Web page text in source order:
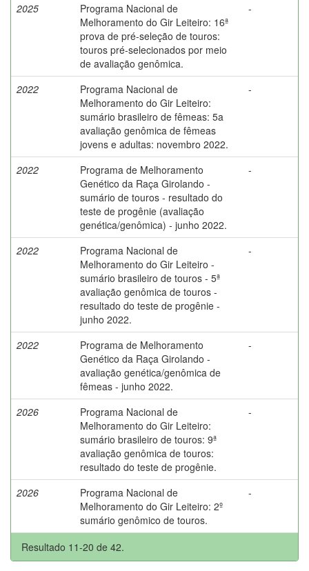
2025
Programa Nacional de
Melhoramento do Gir Leiteiro: 16ª
prova de pré-seleção de touros:
touros pré-selecionados por meio
de avaliação genômica.
-
2022
Programa Nacional de
Melhoramento do Gir Leiteiro:
sumário brasileiro de fêmeas: 5a
avaliação genômica de fêmeas
jovens e adultas: novembro 2022.
-
2022
Programa de Melhoramento
Genético da Raça Girolando -
sumário de touros - resultado do
teste de progênie (avaliação
genética/genômica) - junho 2022.
-
2022
Programa Nacional de
Melhoramento do Gir Leiteiro -
sumário brasileiro de touros - 5ª
avaliação genômica de touros -
resultado do teste de progênie -
junho 2022.
-
2022
Programa de Melhoramento
Genético da Raça Girolando -
avaliação genética/genômica de
fêmeas - junho 2022.
-
2026
Programa Nacional de
Melhoramento do Gir Leiteiro:
sumário brasileiro de touros: 9ª
avaliação genômica de touros:
resultado do teste de progênie.
-
2026
Programa Nacional de
Melhoramento do Gir Leiteiro: 2º
sumário genômico de touros.
-
Resultado 11-20 de 42.